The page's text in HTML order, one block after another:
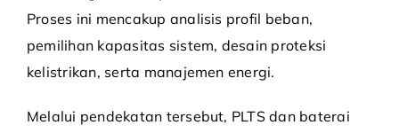
Proses ini mencakup analisis profil beban,
pemilihan kapasitas sistem, desain proteksi
kelistrikan, serta manajemen energi.
Melalui pendekatan tersebut, PLTS dan baterai